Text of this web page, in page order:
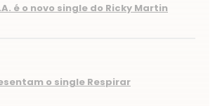
é o novo single do Ricky Martin
o single Respirar